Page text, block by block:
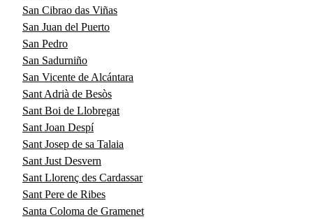
San Cibrao das Viñas
San Juan del Puerto
San Pedro
San Sadurniño
San Vicente de Alcántara
Sant Adrià de Besòs
Sant Boi de Llobregat
Sant Joan Despí
Sant Josep de sa Talaia
Sant Just Desvern
Sant Llorenç des Cardassar
Sant Pere de Ribes
Santa Coloma de Gramenet